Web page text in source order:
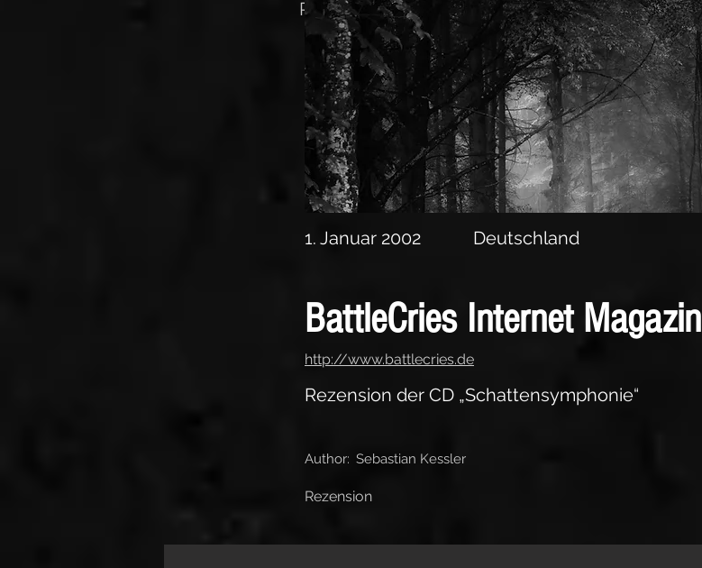
Rezension der CD „Schattensymphonie“
1. Januar 2002 Deutschland
BattleCries Internet Magazin
http://www.battlecries.de
Rezension der CD „Schattensymphonie“
Author: Sebastian Kessler
Rezension